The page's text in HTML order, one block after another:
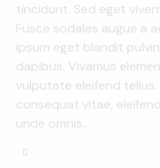
tincidunt. Sed eget
Fusce sodales augue a
ipsum eget blandit
dapibus. Vivamus
vulputate eleifend
consequat vitae,
unde omnis…